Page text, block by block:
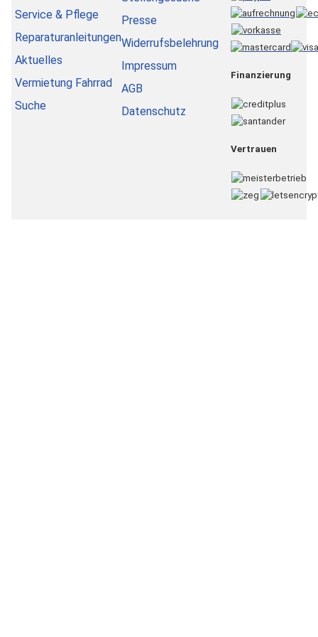
Service & Pflege
Reparaturanleitungen
Aktuelles
Vermietung Fahrrad
Suche
Presse
Widerrufsbelehrung
Impressum
AGB
Datenschutz
Finanzierung
Vertrauen